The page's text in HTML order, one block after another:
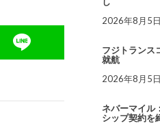
2026年8月5日
フジトランス
就航
2026年8月5日
ネバーマイル
シップ契約を